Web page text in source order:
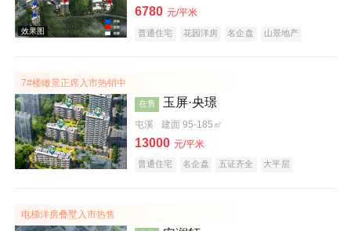
效果图
6780 元/平米
普通住宅 花园洋房 名企盘
山景地产
7#楼瞰景正席入市热销中
在售 玉屏·央璟
屯溪 建面 95-185㎡
13000 元/平米
普通住宅 名企盘 五证齐全 大平层
电梯洋房叠墅入市热售